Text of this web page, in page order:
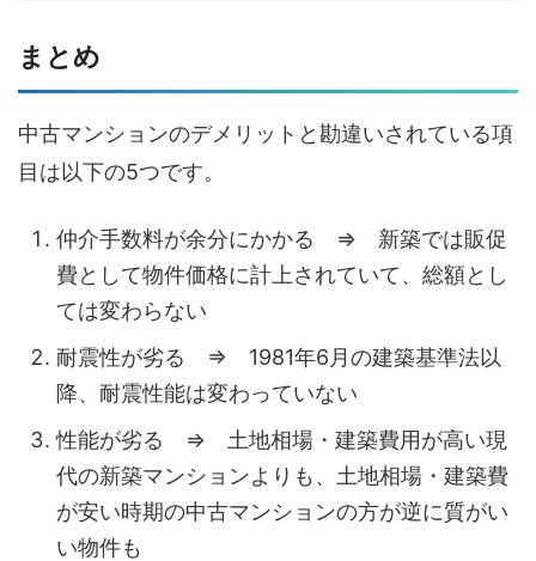
まとめ
中古マンションのデメリットと勘違いされている項
目は以下の5つです。
仲介手数料が余分にかかる ⇒ 新築では販促
費として物件価格に計上されていて、総額とし
ては変わらない
耐震性が劣る ⇒ 1981年6月の建築基準法以
降、耐震性能は変わっていない
性能が劣る ⇒ 土地相場・建築費用が高い現
代の新築マンションよりも、土地相場・建築費
が安い時期の中古マンションの方が逆に質がい
い物件も